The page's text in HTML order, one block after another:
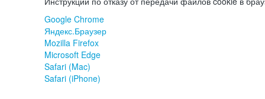
Google Chrome
Яндекс.Браузер
Mozilla Firefox
Microsoft Edge
Safari (Mac)
Safari (iPhone)